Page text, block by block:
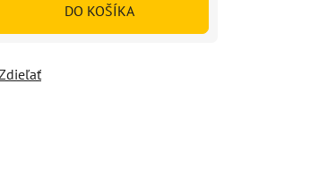
DO KOŠÍKA